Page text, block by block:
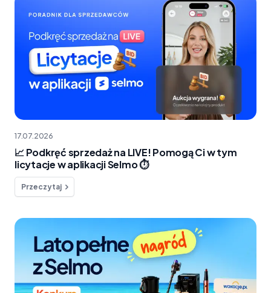
17.07.2026
📈 Podkręć sprzedaż na LIVE! Pomogą Ci w tym
licytacje w aplikacji Selmo ⏱️
Przeczytaj